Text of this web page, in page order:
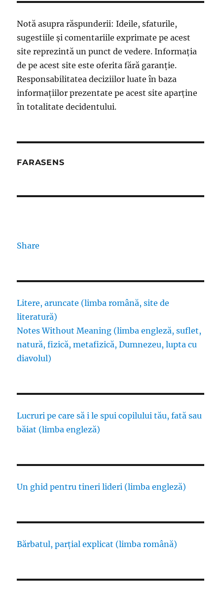
Notă asupra răspunderii: Ideile, sfaturile,
sugestiile și comentariile exprimate pe acest
site reprezintă un punct de vedere. Informația
de pe acest site este oferita fără garanție.
Responsabilitatea deciziilor luate în baza
informațiilor prezentate pe acest site aparține
în totalitate decidentului.
FARASENS
Share
Litere, aruncate (limba română, site de
literatură)
Notes Without Meaning (limba engleză, suflet,
natură, fizică, metafizică, Dumnezeu, lupta cu
diavolul)
Lucruri pe care să i le spui copilului tău, fată sau
băiat (limba engleză)
Un ghid pentru tineri lideri (limba engleză)
Bărbatul, parțial explicat (limba română)